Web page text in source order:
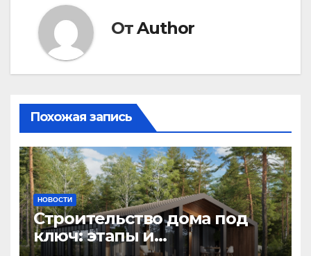
ОтAuthor
Похожая запись
НОВОСТИ
Строительство дома под
ключ: этапы и